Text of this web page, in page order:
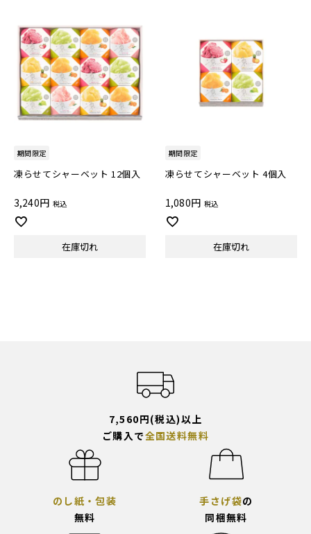
期間限定
凍らせてシャーベット 12個入
3,240 税込
在庫切れ
期間限定
凍らせてシャーベット 4個入
1,080 税込
在庫切れ
7,560円(税込)以上
ご購入で全国送料無料
のし紙・包装
無料
手さげ袋の
同梱無料